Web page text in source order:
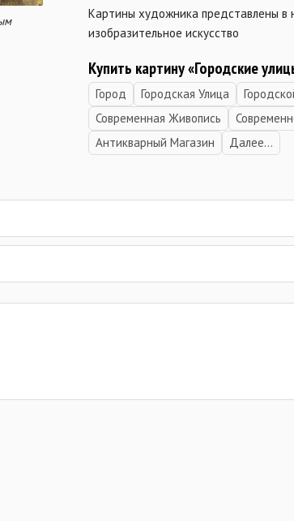
Картины художника представлены в
изобразительное искусство
Купить картину «Городские
Город Городская Улица
Современная Живопись
Антикварный Магазин
Далее...